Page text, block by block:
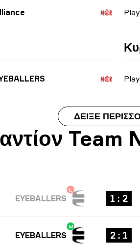
ΔΕΊΞΕ
Team
L
EYEBALLERS 1 : 2
W
EYEBALLERS 2 : 1